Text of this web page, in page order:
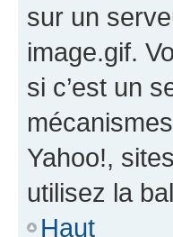
sur un
image.gif.
si c’est un
Yahoo!,
utilisez la
Haut